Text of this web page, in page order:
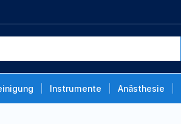
Instrumente Anästhesie